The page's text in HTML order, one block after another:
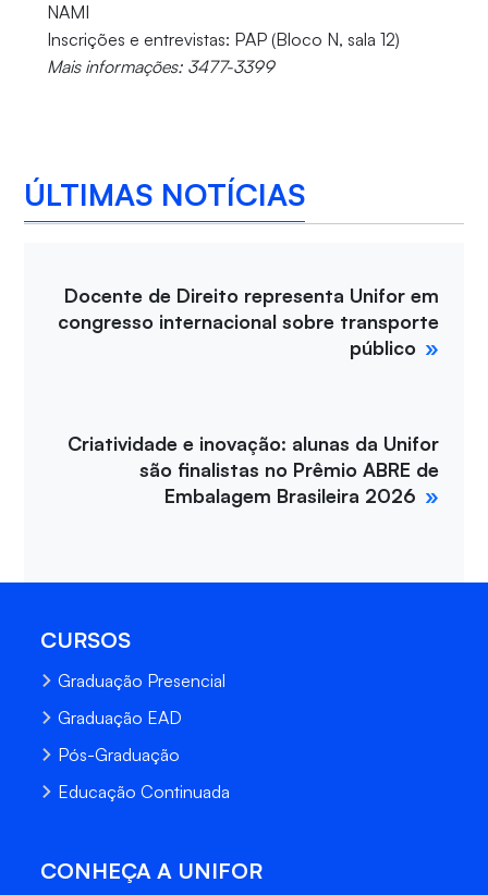
NAMI
Inscrições e entrevistas: PAP (Bloco N, sala 12)
Mais informações: 3477-3399
ÚLTIMAS NOTÍCIAS
Docente de Direito representa Unifor em
congresso internacional sobre transporte
público
Criatividade e inovação: alunas da Unifor
são finalistas no Prêmio ABRE de
Embalagem Brasileira 2026
CURSOS
Graduação Presencial
Graduação EAD
Pós-Graduação
Educação Continuada
CONHEÇA A UNIFOR